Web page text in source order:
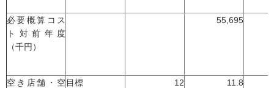
必要概算コス
ト対前年度
（千円）
55,695
空き店舗・空目標 12 11.8